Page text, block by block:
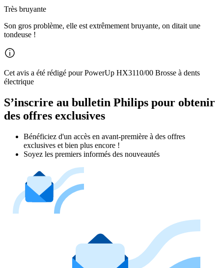
Très bruyante
Son gros problème, elle est extrêmement bruyante, on ditait une
tondeuse !
Cet avis a été rédigé pour PowerUp HX3110/00 Brosse à dents
électrique
S’inscrire au bulletin Philips pour obtenir
des offres exclusives
Bénéficiez d'un accès en avant-première à des offres
exclusives et bien plus encore !
Soyez les premiers informés des nouveautés